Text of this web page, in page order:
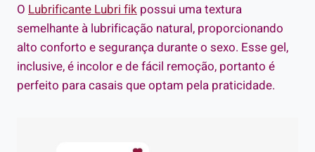
O Lubrificante Lubri fik possui uma textura
semelhante à lubrificação natural, proporcionando
alto conforto e segurança durante o sexo. Esse gel,
inclusive, é incolor e de fácil remoção, portanto é
perfeito para casais que optam pela praticidade.